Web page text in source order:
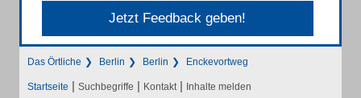
Jetzt Feedback geben!
Das Örtliche Berlin Berlin Enckevortweg
Startseite | Suchbegriffe | Kontakt | Inhalte melden